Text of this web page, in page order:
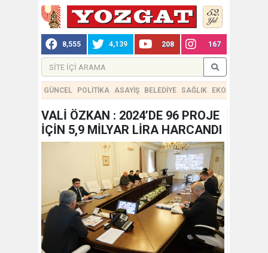
8,555 4,139 208 167
GÜNCEL POLİTİKA ASAYİŞ BELEDİYE SAĞLIK EKONOMİ
VALİ ÖZKAN : 2024’DE 96 PROJE
İÇİN 5,9 MİLYAR LİRA HARCANDI